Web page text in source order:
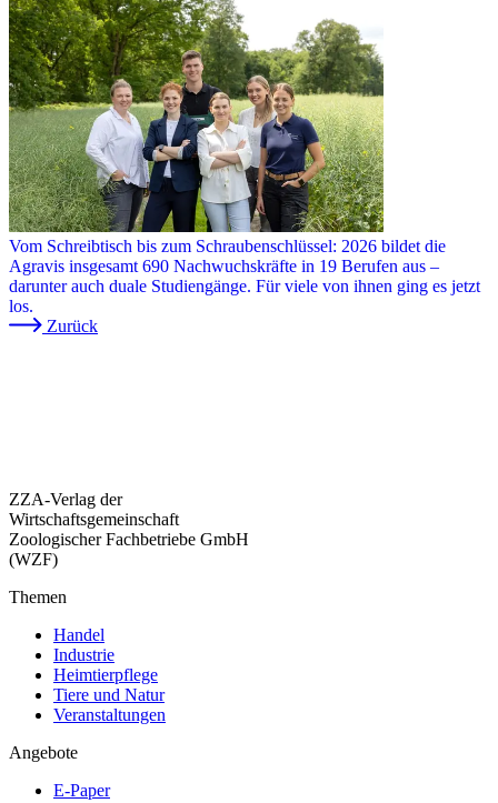
Vom Schreibtisch bis zum Schraubenschlüssel: 2026 bildet die
Agravis insgesamt 690 Nachwuchskräfte in 19 Berufen aus –
darunter auch duale Studiengänge. Für viele von ihnen ging es jetzt
los.
Zurück
ZZA-Verlag der
Wirtschaftsgemeinschaft
Zoologischer Fachbetriebe GmbH
(WZF)
Themen
Handel
Industrie
Heimtierpflege
Tiere und Natur
Veranstaltungen
Angebote
E-Paper